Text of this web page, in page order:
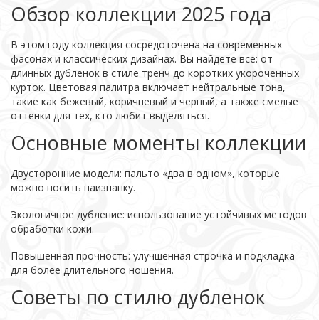
Обзор коллекции 2025 года
В этом году коллекция сосредоточена на современных
фасонах и классических дизайнах. Вы найдете все: от
длинных дубленок в стиле тренч до коротких укороченных
курток. Цветовая палитра включает нейтральные тона,
такие как бежевый, коричневый и черный, а также смелые
оттенки для тех, кто любит выделяться.
Основные моменты коллекции
Двусторонние модели: пальто «два в одном», которые
можно носить наизнанку.
Экологичное дубление: использование устойчивых методов
обработки кожи.
Повышенная прочность: улучшенная строчка и подкладка
для более длительного ношения.
Советы по стилю дубленок